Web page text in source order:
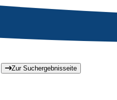
Zur Suchergebnisseite